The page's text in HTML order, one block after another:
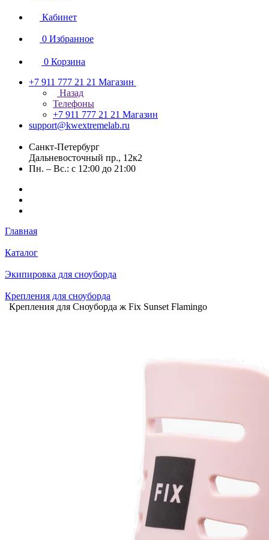
Кабинет
0 Избранное
0 Корзина
+7 911 777 21 21 Магазин
Назад
Телефоны
+7 911 777 21 21 Магазин
support@kwextremelab.ru
Санкт-Петербург
Дальневосточный пр., 12к2
Пн. – Вс.: с 12:00 до 21:00
Главная
Каталог
Экипировка для сноуборда
Крепления для сноуборда
Крепления для Сноуборда ж Fix Sunset Flamingo